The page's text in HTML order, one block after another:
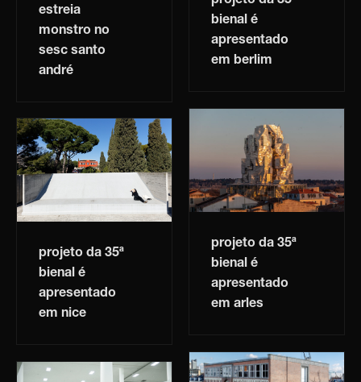
estreia
monstro no
sesc santo
andré
bienal é
apresentado
em berlim
projeto da 35ª
bienal é
apresentado
em arles
projeto da 35ª
bienal é
apresentado
em nice